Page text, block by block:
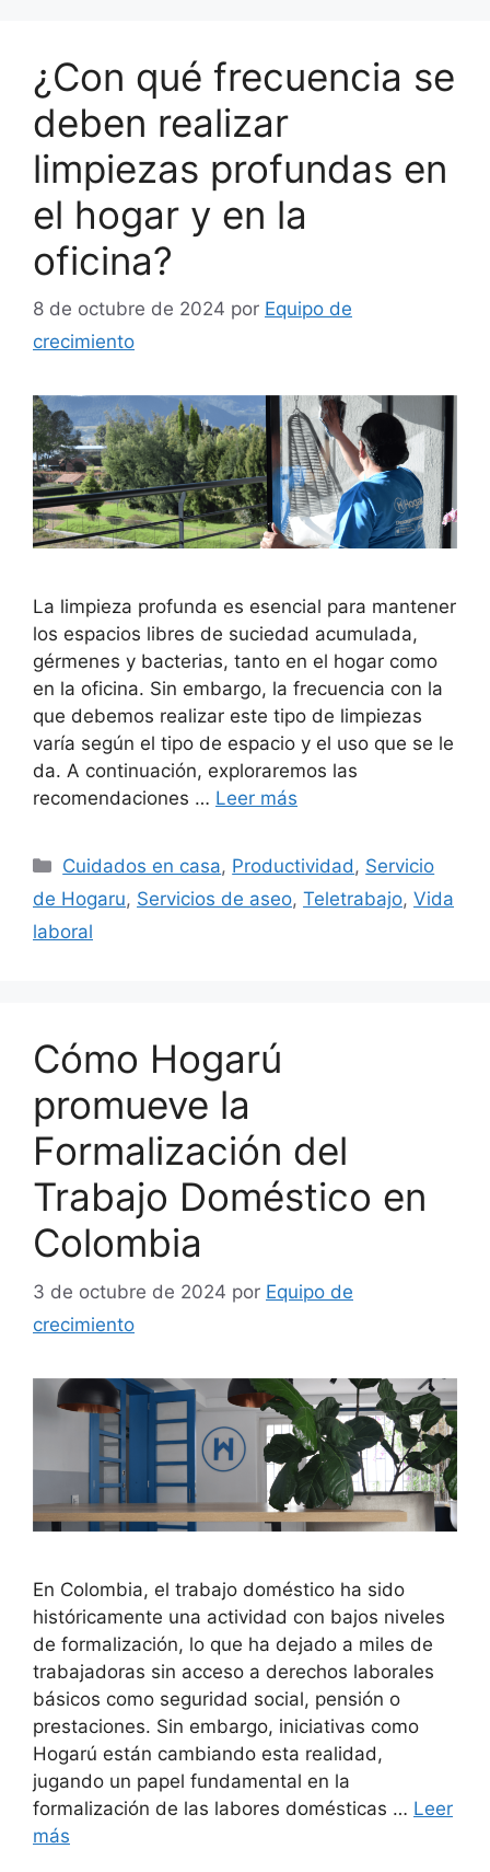
¿Con qué frecuencia se
deben realizar
limpiezas profundas en
el hogar y en la
oficina?
8 de octubre de 2024 por Equipo de
crecimiento
La limpieza profunda es esencial para mantener
los espacios libres de suciedad acumulada,
gérmenes y bacterias, tanto en el hogar como
en la oficina. Sin embargo, la frecuencia con la
que debemos realizar este tipo de limpiezas
varía según el tipo de espacio y el uso que se le
da. A continuación, exploraremos las
recomendaciones … Leer más
Categorías
Cuidados en casa, Productividad, Servicio
de Hogaru, Servicios de aseo, Teletrabajo, Vida
laboral
Cómo Hogarú
promueve la
Formalización del
Trabajo Doméstico en
Colombia
3 de octubre de 2024 por Equipo de
crecimiento
En Colombia, el trabajo doméstico ha sido
históricamente una actividad con bajos niveles
de formalización, lo que ha dejado a miles de
trabajadoras sin acceso a derechos laborales
básicos como seguridad social, pensión o
prestaciones. Sin embargo, iniciativas como
Hogarú están cambiando esta realidad,
jugando un papel fundamental en la
formalización de las labores domésticas … Leer
más